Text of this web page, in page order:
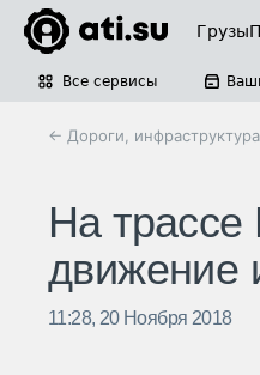
Грузы
Все сервисы
← Дороги, инфраструктура
На трассе
движение
11:28, 20 Ноября 2018